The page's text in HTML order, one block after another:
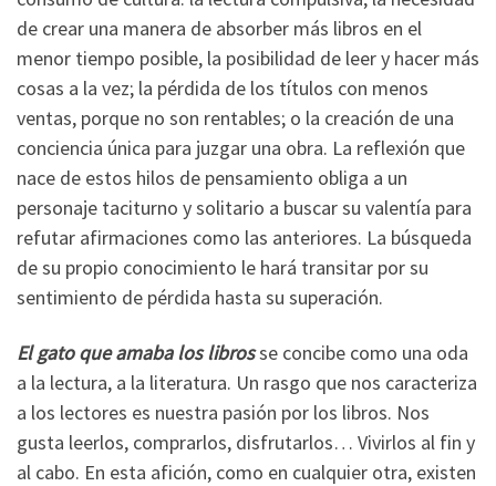
de crear una manera de absorber más libros en el
menor tiempo posible, la posibilidad de leer y hacer más
cosas a la vez; la pérdida de los títulos con menos
ventas, porque no son rentables; o la creación de una
conciencia única para juzgar una obra. La reflexión que
nace de estos hilos de pensamiento obliga a un
personaje taciturno y solitario a buscar su valentía para
refutar afirmaciones como las anteriores. La búsqueda
de su propio conocimiento le hará transitar por su
sentimiento de pérdida hasta su superación.
El gato que amaba los librosse concibe como una oda
a la lectura, a la literatura. Un rasgo que nos caracteriza
a los lectores es nuestra pasión por los libros. Nos
gusta leerlos, comprarlos, disfrutarlos… Vivirlos al fin y
al cabo. En esta afición, como en cualquier otra, existen